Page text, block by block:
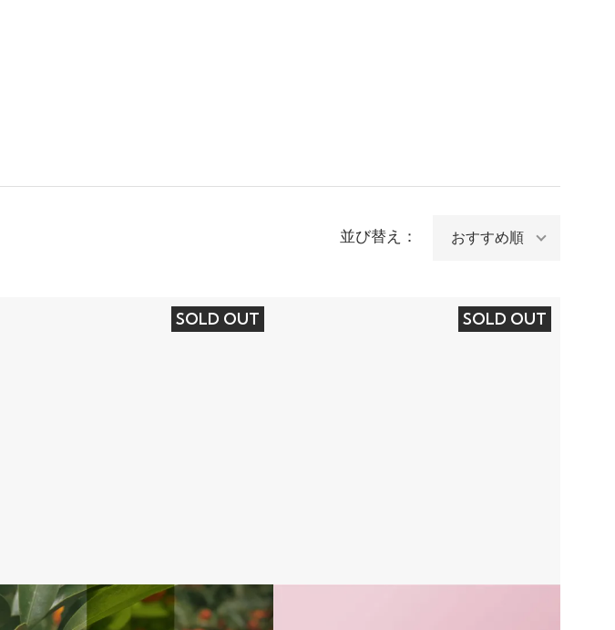
並び替え：
SOLD OUT SOLD OUT